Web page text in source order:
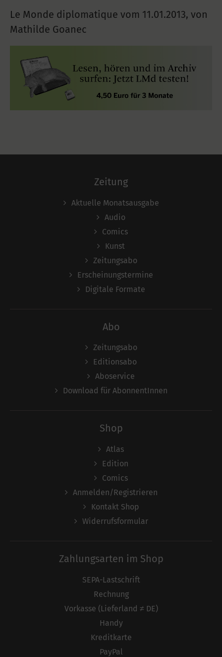
Le Monde diplomatique vom 11.01.2013, von
Mathilde Goanec
Zeitung
Aktuelle Monatsausgabe
Audio
Comics
Kunst
Zeitungsabo
Erscheinungstermine
Digitale Formate
Abo
Zeitungsabo
Editionsabo
Aboservice
Download für AbonnentInnen
Shop
Atlas
Edition
Comics
Anmelden/Registrieren
Kontakt Shop
Widerrufsformular
Zahlungsarten im Shop
SEPA-Lastschrift
Rechnung
Vorkasse (Lieferland ≠ DE)
Handy
Kreditkarte
PayPal